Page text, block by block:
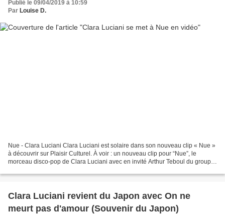
Publié le 09/04/2019 à 10:59
Par Louise D.
Nue - Clara Luciani Clara Luciani est solaire dans son nouveau clip « Nue »
à découvrir sur Plaisir Culturel. À voir : un nouveau clip pour “Nue”, le
morceau disco‐pop de Clara Luciani avec en invité Arthur Teboul du groupe
Clara Luciani revient du Japon avec On ne
meurt pas d'amour (Souvenir du Japon)